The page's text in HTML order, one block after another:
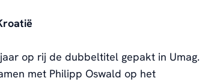
op rij de dubbeltitel gepakt in Umag.
met Philipp Oswald op het